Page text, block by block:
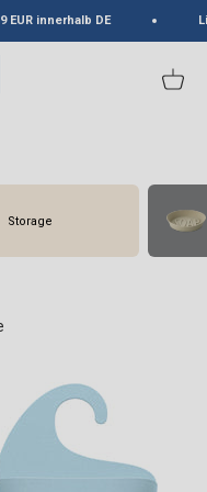
innerhalb DE
Storage